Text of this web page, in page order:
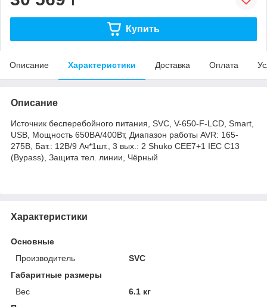
Купить
Описание Характеристики Доставка Оплата
Описание
Источник бесперебойного питания, SVC, V-650-F-LCD, Smart,
USB, Мощность 650ВА/400Вт, Диапазон работы AVR: 165-
275В, Бат.: 12В/9 Ач*1шт., 3 вых.: 2 Shuko CEE7+1 IEC C13
(Bypass), Защита тел. линии, Чёрный
Характеристики
Основные
Производитель
SVC
Габаритные размеры
Вес
6.1 кг